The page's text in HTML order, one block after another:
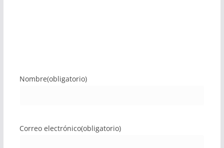
Nombre(obligatorio)
Correo electrónico(obligatorio)